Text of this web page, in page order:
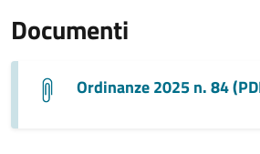
Documenti
Ordinanze 2025 n. 84